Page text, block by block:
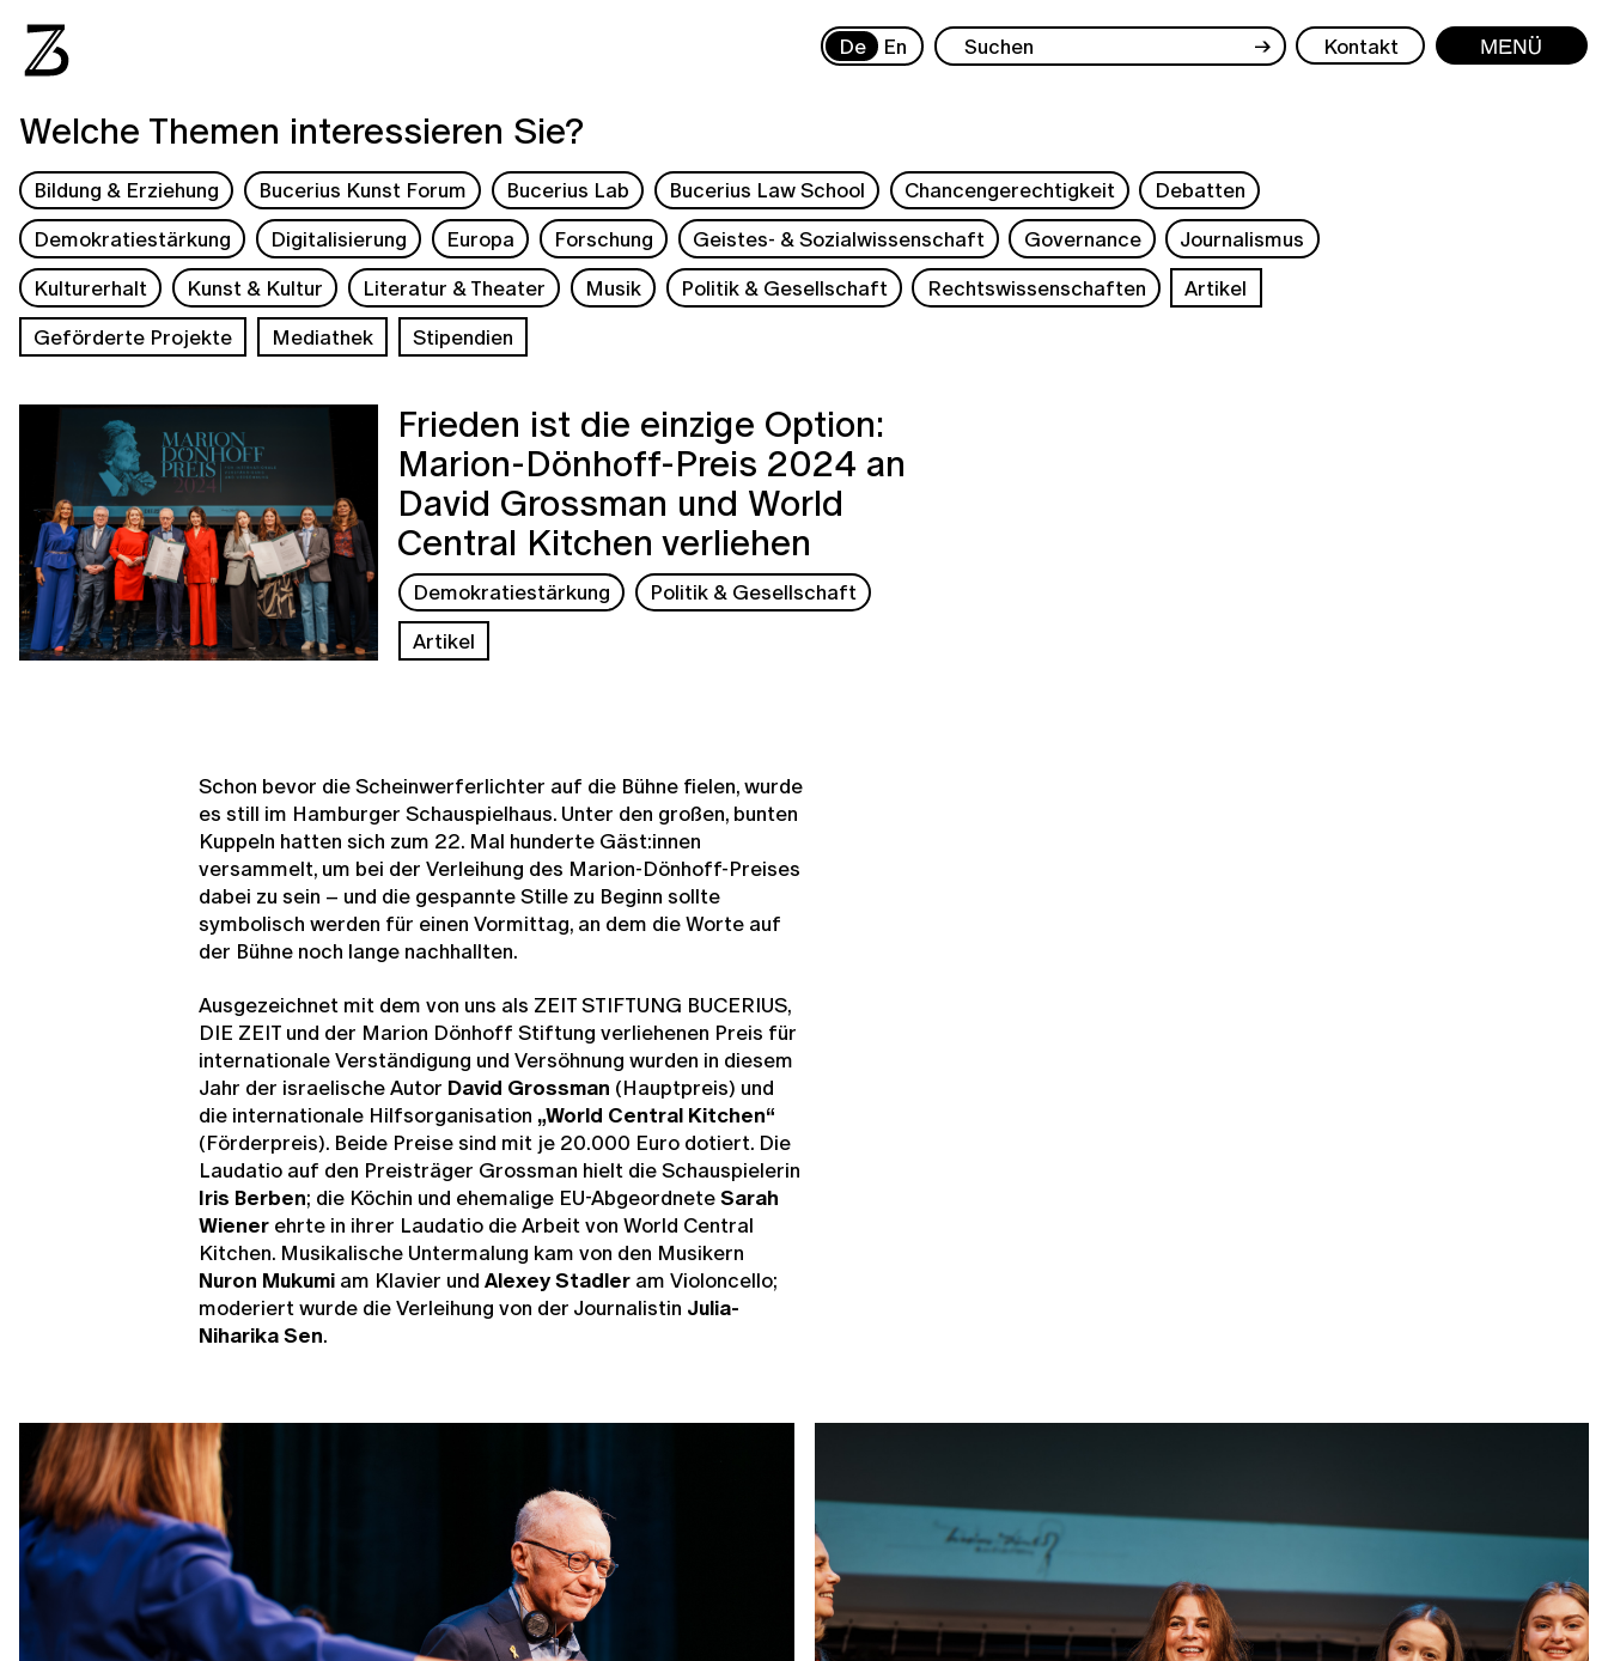
De En → Kontakt Menü
Welche Themen interessieren Sie?
Bildung & Erziehung Bucerius Kunst Forum Bucerius Lab Bucerius Law School Chancengerechtigkeit
Debatten
Demokratiestärkung
Digitalisierung Europa Forschung Geistes- & Sozialwissenschaft Governance
Journalismus
Kulturerhalt
Kunst & Kultur Literatur & Theater Musik Politik & Gesellschaft Rechtswissenschaften
Artikel
Geförderte Projekte
Mediathek Stipendien
Frieden ist die einzige Option:
Marion-Dönhoff-Preis 2024 an
David Grossman und World
Central Kitchen verliehen
Demokratiestärkung
Politik & Gesellschaft
Artikel
Schon bevor die Scheinwerferlichter auf die Bühne fielen, wurde
es still im Hamburger Schauspielhaus. Unter den großen, bunten
Kuppeln hatten sich zum 22. Mal hunderte Gäst:innen
versammelt, um bei der Verleihung des Marion-Dönhoff-Preises
dabei zu sein – und die gespannte Stille zu Beginn sollte
symbolisch werden für einen Vormittag, an dem die Worte auf
der Bühne noch lange nachhallten.
Ausgezeichnet mit dem von uns als ZEIT STIFTUNG BUCERIUS,
DIE ZEIT und der Marion Dönhoff Stiftung verliehenen Preis für
internationale Verständigung und Versöhnung wurden in diesem
Jahr der israelische Autor David Grossman (Hauptpreis) und
die internationale Hilfsorganisation „World Central Kitchen“
(Förderpreis). Beide Preise sind mit je 20.000 Euro dotiert. Die
Laudatio auf den Preisträger Grossman hielt die Schauspielerin
Iris Berben; die Köchin und ehemalige EU-AbgeordneteSarah
Wiener ehrte in ihrer Laudatio die Arbeit von World Central
Kitchen. Musikalische Untermalung kam von den Musikern
Nuron Mukumi am Klavier und Alexey Stadler am Violoncello;
moderiert wurde die Verleihung von der Journalistin Julia-
Niharika Sen.